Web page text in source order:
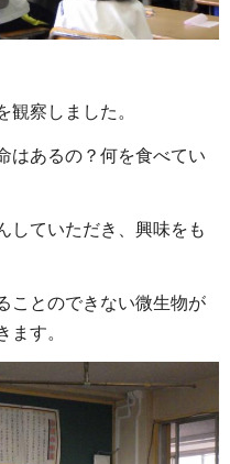
察しました。
はあるの？何を食べてい
ていただき、興味をも
ことのできない微生物が
ます。